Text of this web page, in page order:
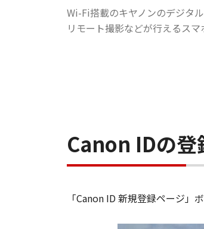
Wi-Fi搭載のキヤノンのデジタル
リモート撮影などが行えるスマ
Canon IDの登
「Canon ID 新規登録ページ」